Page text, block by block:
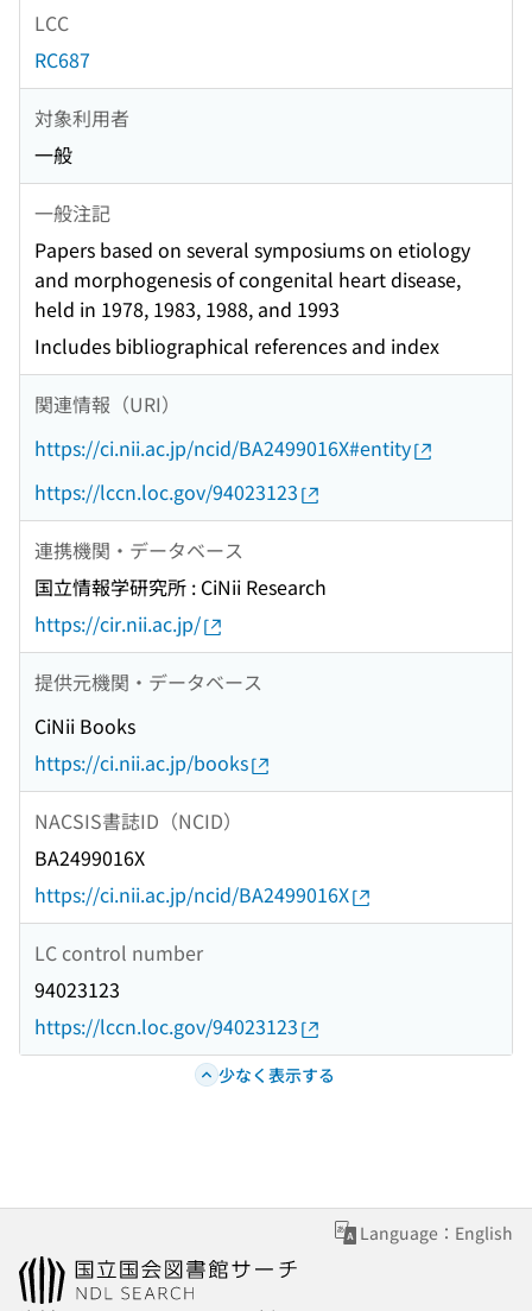
LCC
RC687
対象利用者
一般
一般注記
Papers based on several symposiums on etiology
and morphogenesis of congenital heart disease,
held in 1978, 1983, 1988, and 1993
Includes bibliographical references and index
関連情報（URI）
https://ci.nii.ac.jp/ncid/BA2499016X#entity
https://lccn.loc.gov/94023123
連携機関・データベース
国立情報学研究所 : CiNii Research
https://cir.nii.ac.jp/
提供元機関・データベース
CiNii Books
https://ci.nii.ac.jp/books
NACSIS書誌ID（NCID）
BA2499016X
https://ci.nii.ac.jp/ncid/BA2499016X
LC control number
94023123
https://lccn.loc.gov/94023123
少なく表示する
Language：English